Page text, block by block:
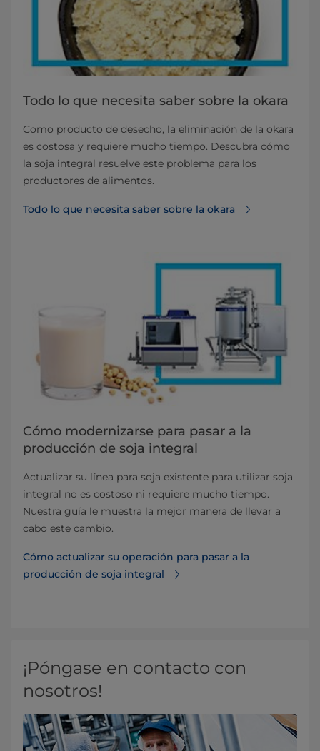
Todo lo que necesita saber sobre la okara
Como producto de desecho, la eliminación de la okara
es costosa y requiere mucho tiempo. Descubra cómo
la soja integral resuelve este problema para los
productores de alimentos.
Todo lo que necesita saber sobre la okara
Cómo modernizarse para pasar a la
producción de soja integral
Actualizar su línea para soja existente para utilizar soja
integral no es costoso ni requiere mucho tiempo.
Nuestra guía le muestra la mejor manera de llevar a
cabo este cambio.
Cómo actualizar su operación para pasar a la
producción de soja integral
¡Póngase en contacto con
nosotros!